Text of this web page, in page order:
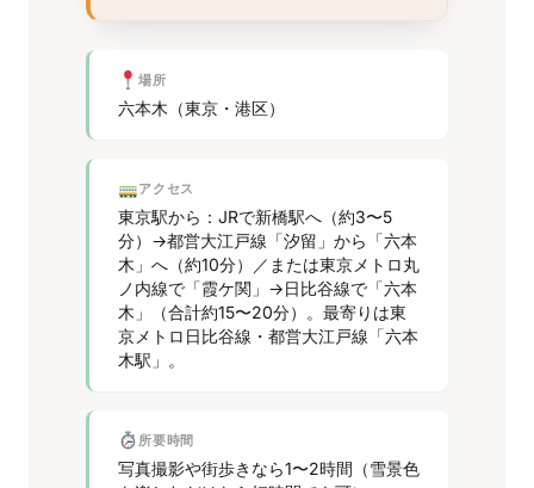
場所
六本木（東京・港区）
アクセス
東京駅から：JRで新橋駅へ（約3〜5
分）→都営大江戸線「汐留」から「六本
木」へ（約10分）／または東京メトロ丸
ノ内線で「霞ケ関」→日比谷線で「六本
木」（合計約15〜20分）。最寄りは東
京メトロ日比谷線・都営大江戸線「六本
木駅」。
所要時間
写真撮影や街歩きなら1〜2時間（雪景色